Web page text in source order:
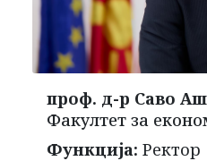
проф. д-р Саво
Факултет за
Функција: Ректор